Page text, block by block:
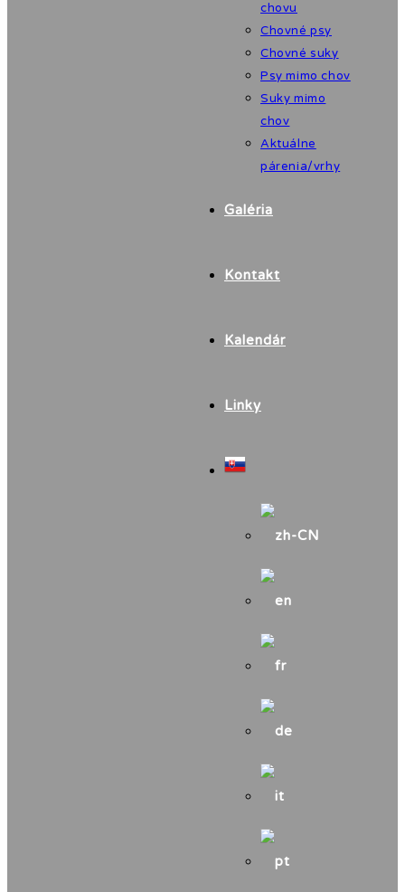
chovu
Chovné psy
Chovné suky
Psy mimo chov
Suky mimo
chov
Aktuálne
párenia/vrhy
Galéria
Kontakt
Kalendár
Linky